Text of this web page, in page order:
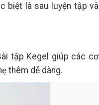
biệt là sau luyện tập và
tập Kegel giúp các cơ
thêm dễ dàng.